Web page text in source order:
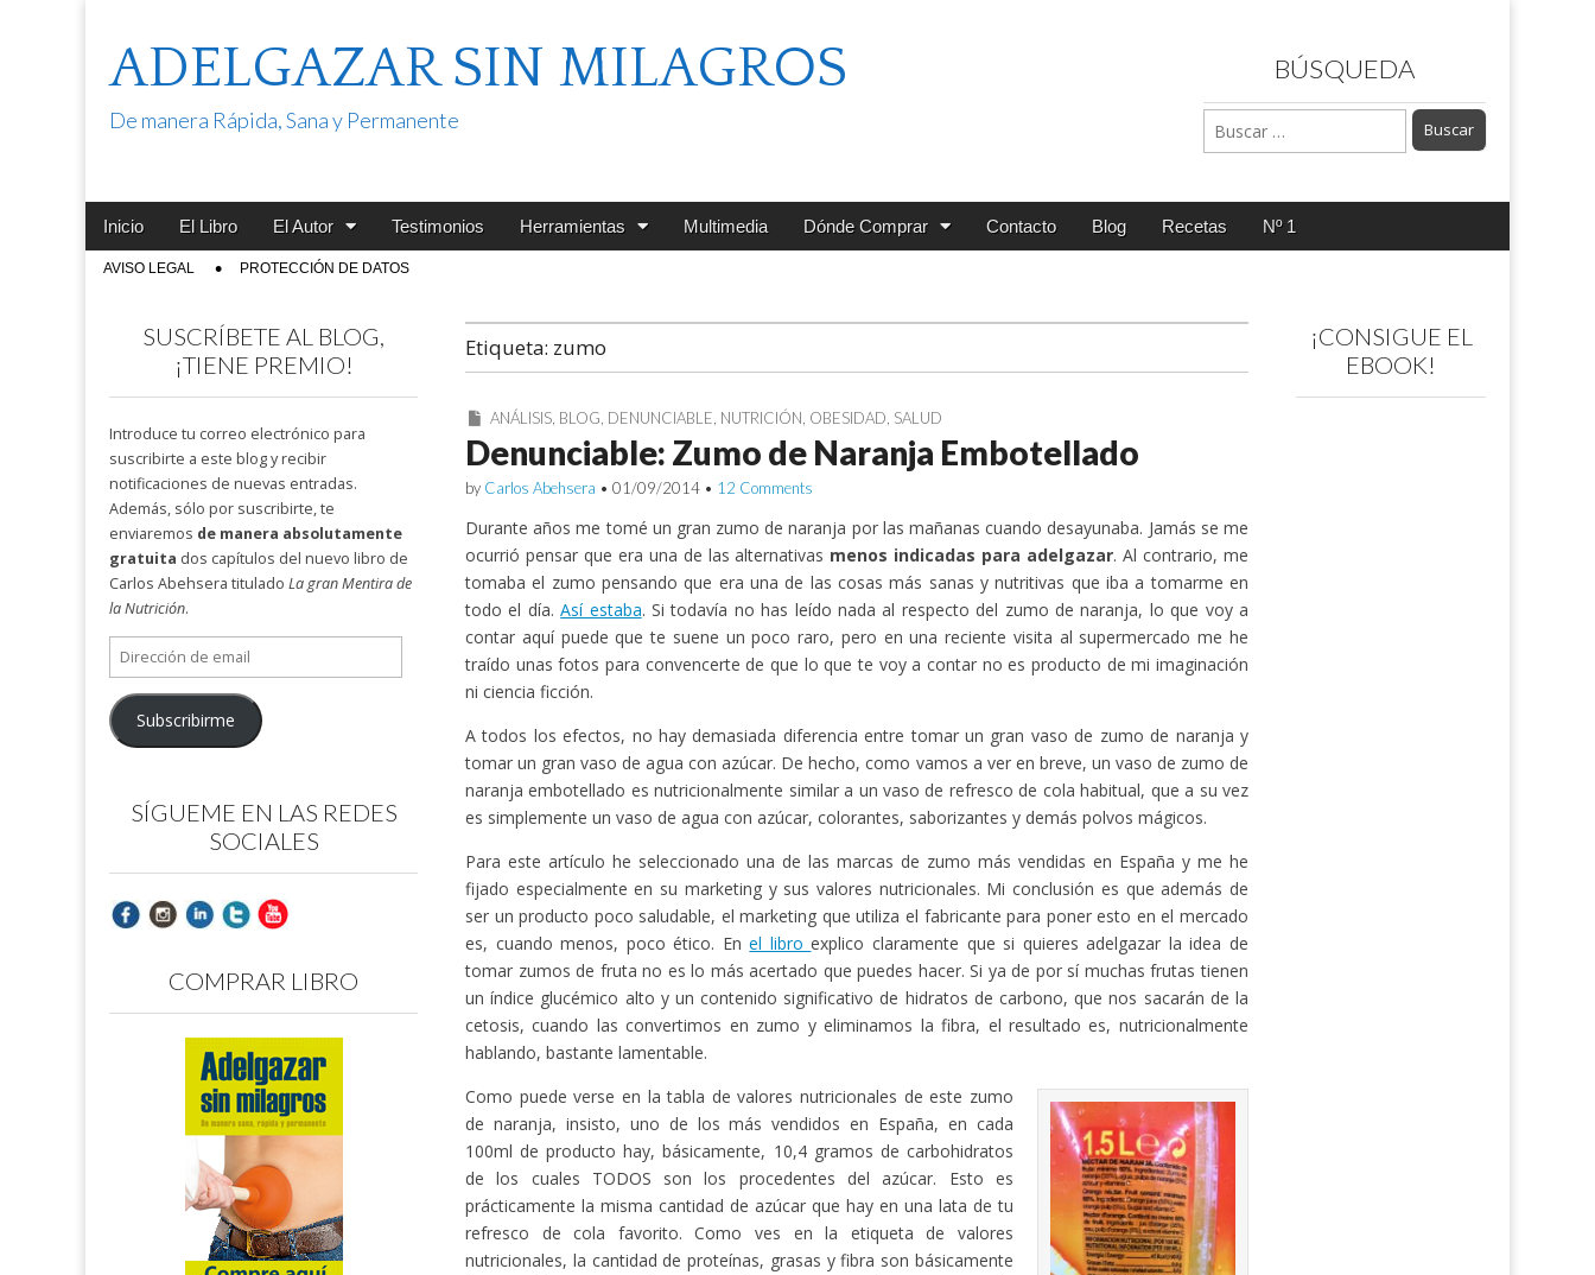
ADELGAZAR SIN MILAGROS
De manera Rápida, Sana y Permanente
BÚSQUEDA
Buscar:
Main
Skip
content
Inicio El Libro El Autor Testimonios Herramientas Multimedia Dónde Comprar Contacto Blog Recetas Nº 1
SubAVISO LEGAL PROTECCIÓN DE DATOS
Etiqueta: zumo
ANÁLISIS, BLOG, DENUNCIABLE, NUTRICIÓN, OBESIDAD, SALUD
Denunciable: Zumo de Naranja Embotellado
by Carlos Abehsera • 01/09/2014 • 12 Comments
Durante años me tomé un gran zumo de naranja por las mañanas cuando desayunaba. Jamás se me
ocurrió pensar que era una de las alternativas menos indicadas para adelgazar. Al contrario, me
tomaba el zumo pensando que era una de las cosas más sanas y nutritivas que iba a tomarme en
todo el día.Así estaba. Si todavía no has leído nada al respecto del zumo de naranja, lo que voy a
contar aquí puede que te suene un poco raro, pero en una reciente visita al supermercado me he
traído unas fotos para convencerte de que lo que te voy a contar no es producto de mi imaginación
ni ciencia ficción.
A todos los efectos, no hay demasiada diferencia entre tomar un gran vaso de zumo de naranja y
tomar un gran vaso de agua con azúcar. De hecho, como vamos a ver en breve, un vaso de zumo de
naranja embotellado es nutricionalmente similar a un vaso de refresco de cola habitual, que a su vez
es simplemente un vaso de agua con azúcar, colorantes, saborizantes y demás polvos mágicos.
Para este artículo he seleccionado una de las marcas de zumo más vendidas en España y me he
fijado especialmente en su marketing y sus valores nutricionales. Mi conclusión es que además de
ser un producto poco saludable, el marketing que utiliza el fabricante para poner esto en el mercado
es, cuando menos, poco ético. Enel libroexplico claramente que si quieres adelgazar la idea de
tomar zumos de fruta no es lo más acertado que puedes hacer. Si ya de por sí muchas frutas tienen
un índice glucémico alto y un contenido significativo de hidratos de carbono, que nos sacarán de la
cetosis, cuando las convertimos en zumo y eliminamos la fibra, el resultado es, nutricionalmente
hablando, bastante lamentable.
Como puede verse en la tabla de valores nutricionales de este zumo
de naranja, insisto, uno de los más vendidos en España, en cada
100ml de producto hay, básicamente, 10,4 gramos de carbohidratos
de los cuales TODOS son los procedentes del azúcar. Esto es
prácticamente la misma cantidad de azúcar que hay en una lata de tu
refresco de cola favorito. Como ves en la etiqueta de valores
nutricionales, la cantidad de proteínas, grasas y fibra son básicamente
SUSCRÍBETE AL BLOG,
¡TIENE PREMIO!
Introduce tu correo electrónico para
suscribirte a este blog y recibir
notificaciones de nuevas entradas.
Además, sólo por suscribirte, te
enviaremos de manera absolutamente
gratuita dos capítulos del nuevo libro de
Carlos Abehsera titulado La gran Mentira de
la Nutrición.
Dirección
de
email
Subscribirme
SÍGUEME EN LAS REDES
SOCIALES
COMPRAR LIBRO
¡CONSIGUE EL
EBOOK!